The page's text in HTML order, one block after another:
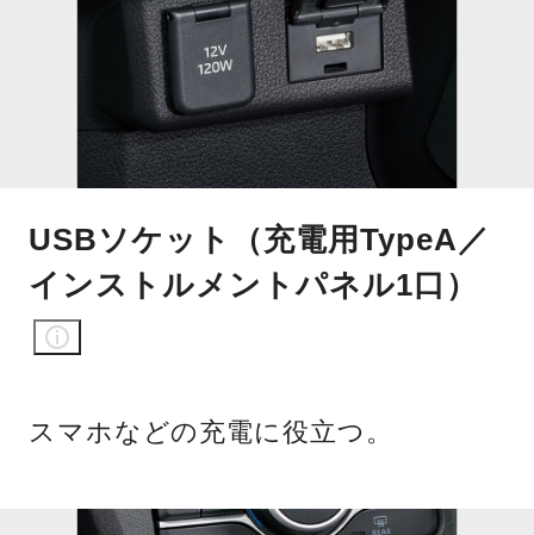
USBソケット（充電用TypeA／
インストルメントパネル1口）
スマホなどの充電に役立つ。